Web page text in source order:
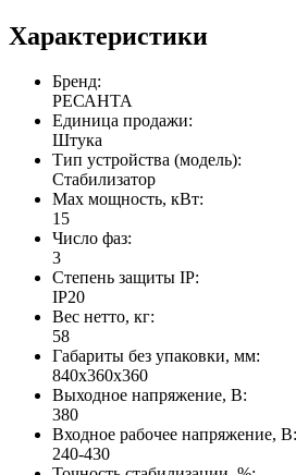
Характеристики
Бренд:
РЕСАНТА
Единица продажи:
Штука
Тип устройства (модель):
Стабилизатор
Max мощность, кВт:
15
Число фаз:
3
Степень защиты IP:
IP20
Вес нетто, кг:
58
Габариты без упаковки, мм:
840х360х360
Выходное напряжение, В:
380
Входное рабочее напряжение, В:
240-430